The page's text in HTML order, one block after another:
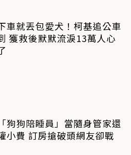
車就丟包愛犬！柯基追公車
獲救後默默流淚13萬人心
狗狗陪睡員」當隨身管家還
小費 訂房搶破頭網友卻戰